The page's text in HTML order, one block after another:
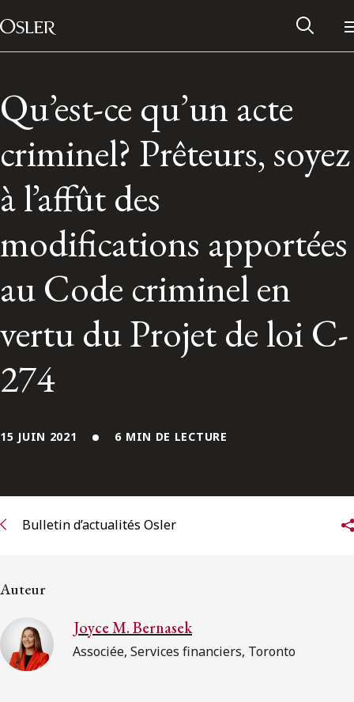
Passer au contenu
Main Navigation
Réseau des anciens d’Osler
Contactez-nous
Qu’est-ce qu’un acte
criminel? Prêteurs, soyez
à l’affût des
modifications apportées
au Code criminel en
vertu du Projet de loi C-
274
15 JUIN 2021 6 MIN DE LECTURE
Bulletin d’actualités Osler
Auteur
Joyce M. Bernasek
Associée, Services financiers, Toronto